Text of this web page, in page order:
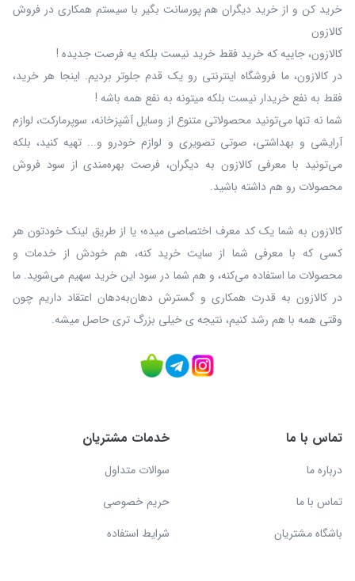
خرید کن و از خرید دیگران هم پورسانت بگیر با سیستم همکاری در فروش
کالازون
کالازون، جاییه که خرید فقط خرید نیست بلکه یه فرصت جدیده !
در کالازون، ما فروشگاه اینترنتی رو یک قدم جلوتر بردیم. اینجا هر خرید،
فقط به نفع خریدار نیست بلکه میتونه به نفع همه باشه !
شما نه‌ تنها می‌تونید محصولاتی متنوع از وسایل آشپزخانه، سوپرمارکت، لوازم
آرایشی و بهداشتی، صوتی تصویری و لوازم خودرو و... تهیه کنید، بلکه
می‌تونید با معرفی کالازون به دیگران، فرصت بهره‌مندی از سود فروش
محصولات رو هم داشته باشید.
کالازون به شما یک کد معرف اختصاصی میده؛ یا از طریق لینک خودتون هر
کسی که با معرفی شما از سایت خرید کنه، هم خودش از خدمات و
محصولات ما استفاده می‌کنه، و هم شما در سود این خرید سهیم می‌شوید. ما
در کالازون به قدرت همکاری و گسترش دهان‌به‌دهان اعتقاد داریم چون
وقتی همه با هم رشد کنیم، نتیجه ی خیلی بزرگ‌ تری حاصل میشه.
تماس با ما
درباره ما
تماس با ما
باشگاه مشتریان
خدمات مشتریان
سوالات متداول
حریم خصوصی
شرایط استفاده